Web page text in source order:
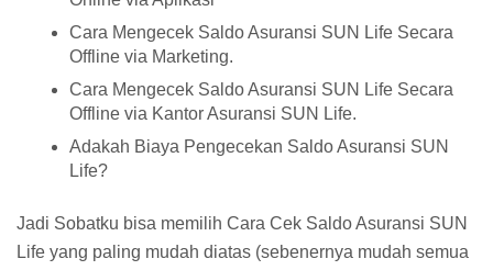
Cara Mengecek Saldo Asuransi SUN Life Secara
Offline via Marketing.
Cara Mengecek Saldo Asuransi SUN Life Secara
Offline via Kantor Asuransi SUN Life.
Adakah Biaya Pengecekan Saldo Asuransi SUN
Life?
Jadi Sobatku bisa memilih Cara Cek Saldo Asuransi SUN
Life yang paling mudah diatas (sebenernya mudah semua